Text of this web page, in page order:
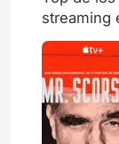
streaming